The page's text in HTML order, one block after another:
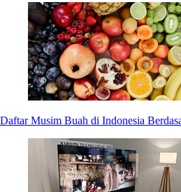
Daftar Musim Buah di Indonesia